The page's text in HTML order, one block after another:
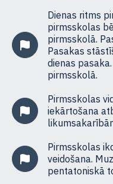
Dienas ritms
pirmsskolas
pirmsskolā.
Pasakas
dienas
pirmsskolā.
Pirmsskolas
iekārtošana
Pirmsskolas
veidošana.
pentatoniskā